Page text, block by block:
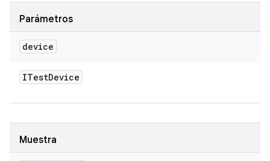
Parámetros
device
ITestDevice
Muestra